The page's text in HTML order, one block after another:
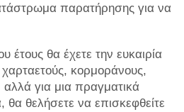
παρατήρησης για να
έτους θα έχετε την ευκαιρία
κορμοράνους,
για μια πραγματικά
θα θελήσετε να επισκεφθείτε